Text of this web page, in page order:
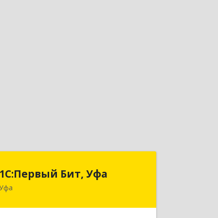
1С:Первый Бит, Уфа
1С:Первый Бит, Уфа